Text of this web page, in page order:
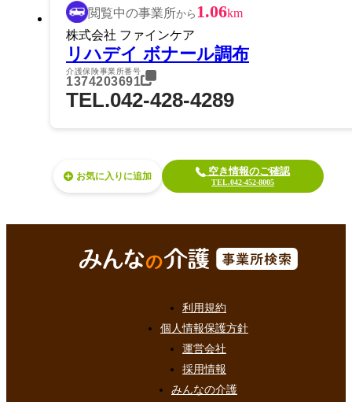
閲覧中の事業所から 1.06km
株式会社 ファインケア
リハデイ ボナール調布
介護保険事業所番号
1374203691
TEL.042-428-4289
お気に入り 空き情報のご確認
TEL.042-452-8005
利用規約
個人情報保護方針
運営会社
採用情報
みんなの介護